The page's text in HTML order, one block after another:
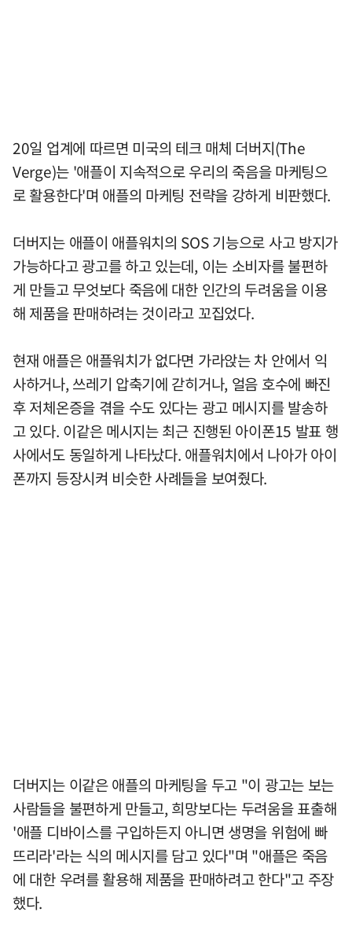
20일 업계에 따르면 미국의 테크 매체 더버지(The
Verge)는 '애플이 지속적으로 우리의 죽음을 마케팅으
로 활용한다'며 애플의 마케팅 전략을 강하게 비판했다.
더버지는 애플이 애플워치의 SOS 기능으로 사고 방지가
가능하다고 광고를 하고 있는데, 이는 소비자를 불편하
게 만들고 무엇보다 죽음에 대한 인간의 두려움을 이용
해 제품을 판매하려는 것이라고 꼬집었다.
현재 애플은 애플워치가 없다면 가라앉는 차 안에서 익
사하거나, 쓰레기 압축기에 갇히거나, 얼음 호수에 빠진
후 저체온증을 겪을 수도 있다는 광고 메시지를 발송하
고 있다. 이같은 메시지는 최근 진행된 아이폰15 발표 행
사에서도 동일하게 나타났다. 애플워치에서 나아가 아이
폰까지 등장시켜 비슷한 사례들을 보여줬다.
더버지는 이같은 애플의 마케팅을 두고 "이 광고는 보는
사람들을 불편하게 만들고, 희망보다는 두려움을 표출해
'애플 디바이스를 구입하든지 아니면 생명을 위험에 빠
뜨리라'라는 식의 메시지를 담고 있다"며 "애플은 죽음
에 대한 우려를 활용해 제품을 판매하려고 한다"고 주장
했다.